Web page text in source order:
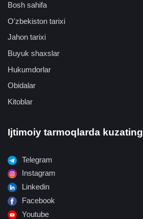
Bosh sahifa
O'zbekiston tarixi
Jahon tarixi
Buyuk shaxslar
Hukumdorlar
Obidalar
Kitoblar
Ijtimoiy tarmoqlarda kuzating
Telegram
Instagram
Linkedin
Facebook
Youtube